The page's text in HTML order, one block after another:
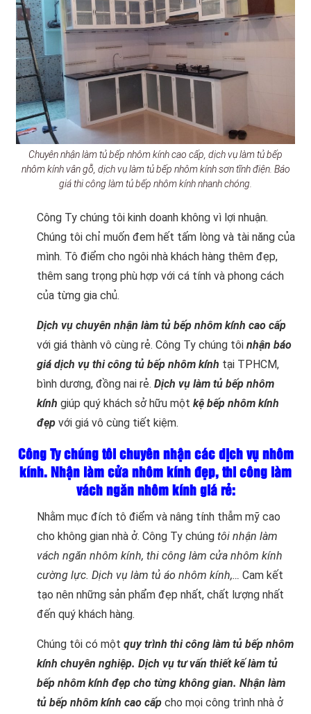
Chuyên nhận làm tủ bếp nhôm kính cao cấp, dịch vụ làm tủ bếp
nhôm kính vân gỗ, dịch vụ làm tủ bếp nhôm kính sơn tĩnh điện. Báo
giá thi công làm tủ bếp nhôm kính nhanh chóng.
Công Ty chúng tôi kinh doanh không vì lợi nhuận.
Chúng tôi chỉ muốn đem hết tấm lòng và tài năng của
mình. Tô điểm cho ngôi nhà khách hàng thêm đẹp,
thêm sang trọng phù hợp với cá tính và phong cách
của từng gia chủ.
Dịch vụ chuyên nhận làm tủ bếp nhôm kính cao cấp
với giá thành vô cùng rẻ. Công Ty chúng tôi nhận báo
giá dịch vụ thi công tủ bếp nhôm kính tại TPHCM,
bình dương, đồng nai rẻ. Dịch vụ làm tủ bếp nhôm
kính giúp quý khách sở hữu một kệ bếp nhôm kính
đẹp với giá vô cùng tiết kiệm.
Công Ty chúng tôi chuyên nhận các dịch vụ nhôm
kính. Nhận làm cửa nhôm kính đẹp, thi công làm
vách ngăn nhôm kính giá rẻ:
Nhằm mục đích tô điểm và nâng tính thẫm mỹ cao
cho không gian nhà ở. Công Ty chúng tôi nhận làm
vách ngăn nhôm kính, thi công làm cửa nhôm kính
cường lực. Dịch vụ làm tủ áo nhôm kính,… Cam kết
tạo nên những sản phẩm đẹp nhất, chất lượng nhất
đến quý khách hàng.
Chúng tôi có một quy trình thi công làm tủ bếp nhôm
kính chuyên nghiệp. Dịch vụ tư vấn thiết kế làm tủ
bếp nhôm kính đẹp cho từng không gian. Nhận làm
tủ bếp nhôm kính cao cấp cho mọi công trình nhà ở